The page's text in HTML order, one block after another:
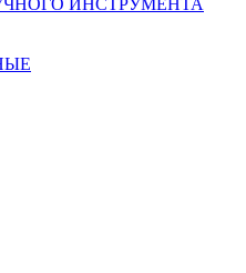
ИНСТРУМЕНТА